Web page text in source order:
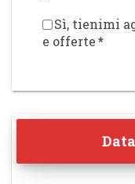
Sì, tienimi
e offerte*